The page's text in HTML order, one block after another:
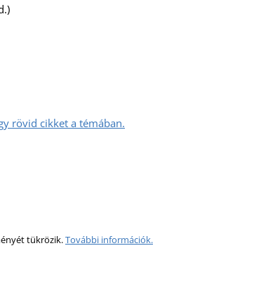
rövid cikket a témában.
tükrözik.További információk.